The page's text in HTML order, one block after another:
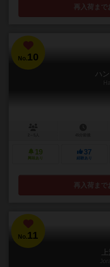
再入荷まで
No. 10
ハン
19
興味あり
37
経験あり
再入荷まで
No.11